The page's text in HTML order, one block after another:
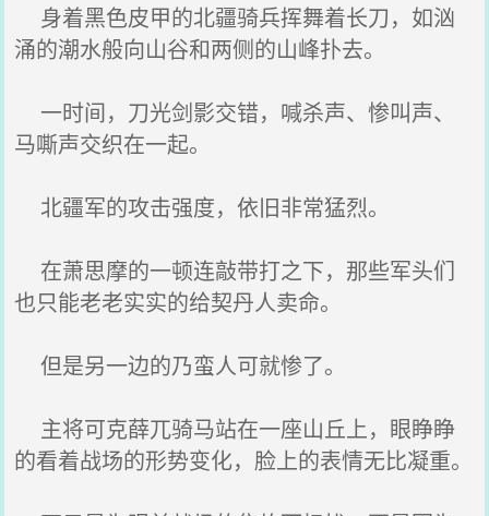
身着黑色皮甲的北疆骑兵挥舞着长刀，如汹
涌的潮水般向山谷和两侧的山峰扑去。
一时间，刀光剑影交错，喊杀声、惨叫声、
马嘶声交织在一起。
北疆军的攻击强度，依旧非常猛烈。
在萧思摩的一顿连敲带打之下，那些军头们
也只能老老实实的给契丹人卖命。
但是另一边的乃蛮人可就惨了。
主将可克薛兀骑马站在一座山丘上，眼睁睁
的看着战场的形势变化，脸上的表情无比凝重。